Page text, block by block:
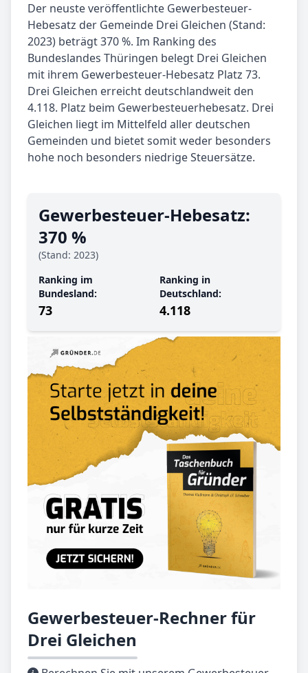
Der neuste veröffentlichte Gewerbesteuer-
Hebesatz der Gemeinde Drei Gleichen (Stand:
2023) beträgt 370 %. Im Ranking des
Bundeslandes Thüringen belegt Drei Gleichen
mit ihrem Gewerbesteuer-Hebesatz Platz 73.
Drei Gleichen erreicht deutschlandweit den
4.118. Platz beim Gewerbesteuerhebesatz. Drei
Gleichen liegt im Mittelfeld aller deutschen
Gemeinden und bietet somit weder besonders
hohe noch besonders niedrige Steuersätze.
Gewerbe­steuer-Hebe­satz:
370 %
(Stand: 2023)
Ranking im
Bundesland:
73
Ranking in
Deutschland:
4.118
Gewerbesteuer-Rechner für
Drei Gleichen